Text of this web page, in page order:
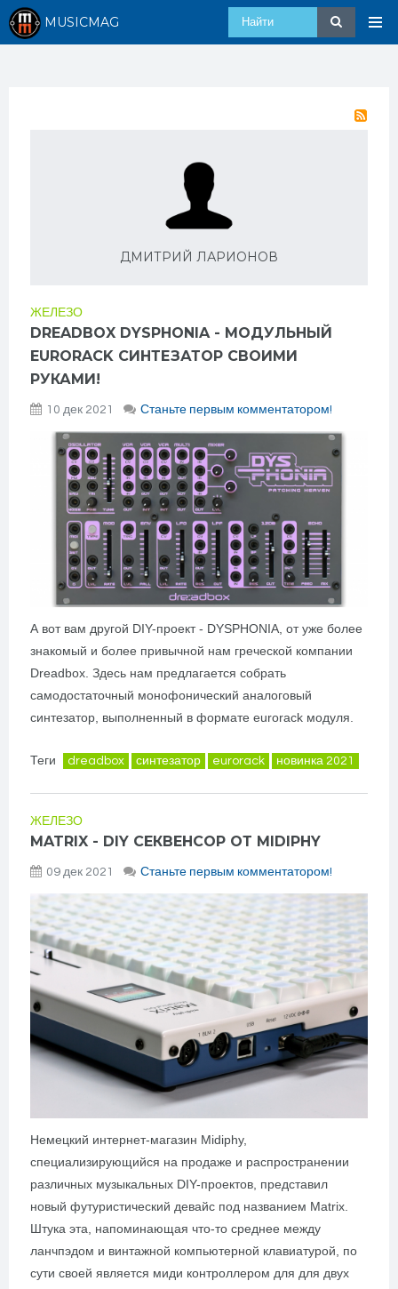
MUSICMAG
ДМИТРИЙ ЛАРИОНОВ
ЖЕЛЕЗО
DREADBOX DYSPHONIA - МОДУЛЬНЫЙ
EURORACK СИНТЕЗАТОР СВОИМИ
РУКАМИ!
10 дек 2021 Станьте первым комментатором!
А вот вам другой DIY-проект - DYSPHONIA, от уже более
знакомый и более привычной нам греческой компании
Dreadbox. Здесь нам предлагается собрать
самодостаточный монофонический аналоговый
синтезатор, выполненный в формате eurorack модуля.
Теги dreadbox синтезатор eurorack новинка 2021
ЖЕЛЕЗО
MATRIX - DIY СЕКВЕНСОР ОТ MIDIPHY
09 дек 2021 Станьте первым комментатором!
Немецкий интернет-магазин Midiphy,
специализирующийся на продаже и распространении
различных музыкальных DIY-проектов, представил
новый футуристический девайс под названием Matrix.
Штука эта, напоминающая что-то среднее между
ланчпэдом и винтажной компьютерной клавиатурой, по
сути своей является миди контроллером для для двух